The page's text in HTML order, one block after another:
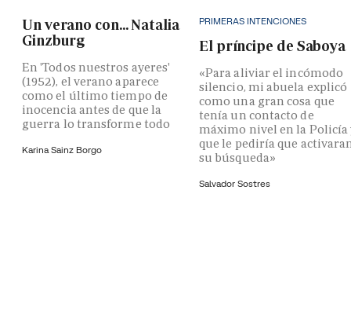
Un verano con... Natalia
Ginzburg
En 'Todos nuestros ayeres'
(1952), el verano aparece
como el último tiempo de
inocencia antes de que la
guerra lo transforme todo
Karina Sainz Borgo
PRIMERAS INTENCIONES
El príncipe de Saboya
«Para aliviar el incómodo
silencio, mi abuela explicó
como una gran cosa que
tenía un contacto de
máximo nivel en la Policía
que le pediría que
su búsqueda»
Salvador Sostres